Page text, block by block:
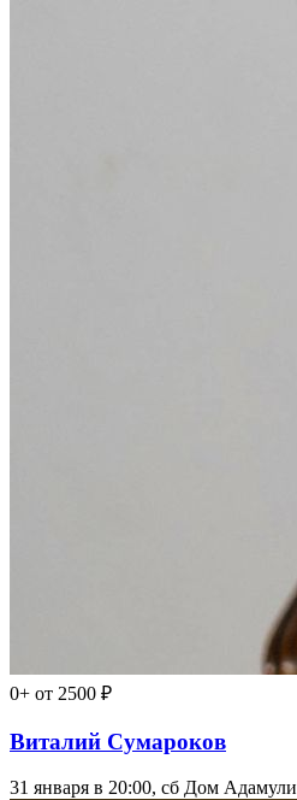
0+ от 2500 ₽
Виталий Сумароков
31 января в 20:00, сб Дом Адамули